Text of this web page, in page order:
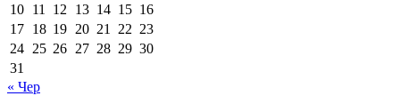
10 11 12 13 14 15 16
17 18 19 20 21 22 23
24 25 26 27 28 29 30
31
« Чер